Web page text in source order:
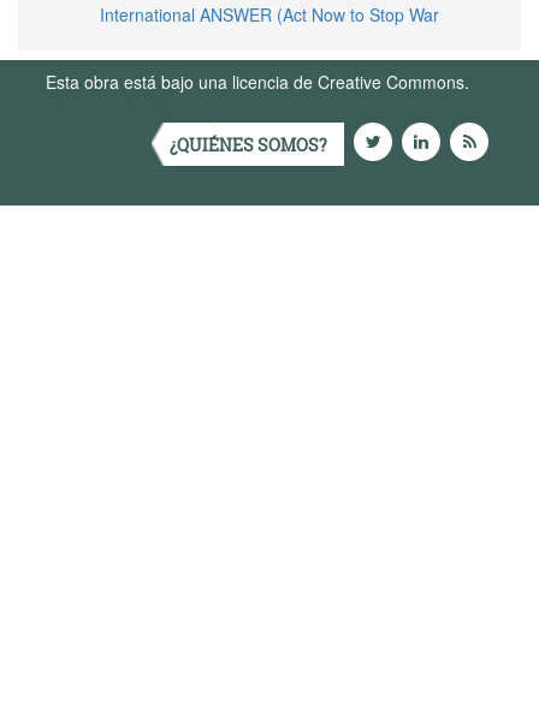
International ANSWER (Act Now to Stop War
Esta obra está bajo una licencia de Creative Commons.
¿QUIÉNES SOMOS?